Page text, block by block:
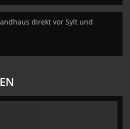
direkt vor Sylt und